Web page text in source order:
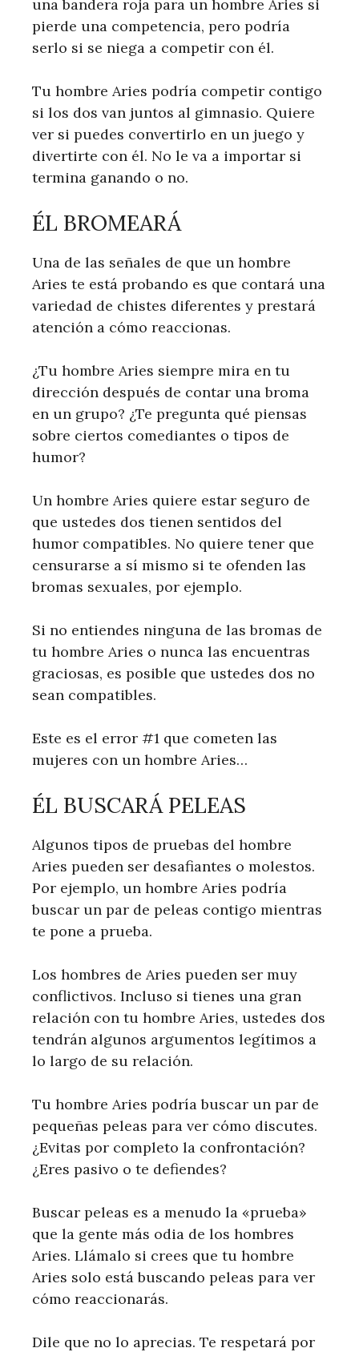
una bandera roja para un hombre Aries si
pierde una competencia, pero podría
serlo si se niega a competir con él.
Tu hombre Aries podría competir contigo
si los dos van juntos al gimnasio. Quiere
ver si puedes convertirlo en un juego y
divertirte con él. No le va a importar si
termina ganando o no.
ÉL BROMEARÁ
Una de las señales de que un hombre
Aries te está probando es que contará una
variedad de chistes diferentes y prestará
atención a cómo reaccionas.
¿Tu hombre Aries siempre mira en tu
dirección después de contar una broma
en un grupo? ¿Te pregunta qué piensas
sobre ciertos comediantes o tipos de
humor?
Un hombre Aries quiere estar seguro de
que ustedes dos tienen sentidos del
humor compatibles. No quiere tener que
censurarse a sí mismo si te ofenden las
bromas sexuales, por ejemplo.
Si no entiendes ninguna de las bromas de
tu hombre Aries o nunca las encuentras
graciosas, es posible que ustedes dos no
sean compatibles.
Este es el error #1 que cometen las
mujeres con un hombre Aries…
ÉL BUSCARÁ PELEAS
Algunos tipos de pruebas del hombre
Aries pueden ser desafiantes o molestos.
Por ejemplo, un hombre Aries podría
buscar un par de peleas contigo mientras
te pone a prueba.
Los hombres de Aries pueden ser muy
conflictivos. Incluso si tienes una gran
relación con tu hombre Aries, ustedes dos
tendrán algunos argumentos legítimos a
lo largo de su relación.
Tu hombre Aries podría buscar un par de
pequeñas peleas para ver cómo discutes.
¿Evitas por completo la confrontación?
¿Eres pasivo o te defiendes?
Buscar peleas es a menudo la «prueba»
que la gente más odia de los hombres
Aries. Llámalo si crees que tu hombre
Aries solo está buscando peleas para ver
cómo reaccionarás.
Dile que no lo aprecias. Te respetará por